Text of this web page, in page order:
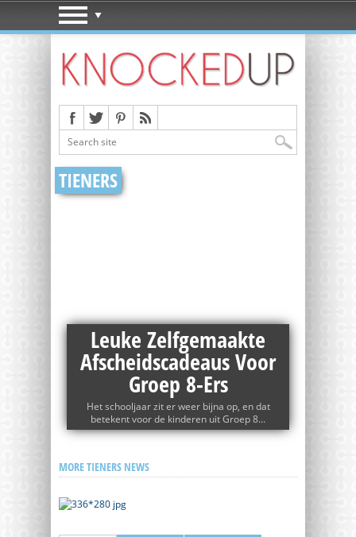
TIENERS
Leuke Zelfgemaakte
Afscheidscadeaus Voor
Groep 8-Ers
Het schooljaar zit er weer bijna op, en dat
betekent voor de kinderen uit Groep 8...
MORE TIENERS NEWS